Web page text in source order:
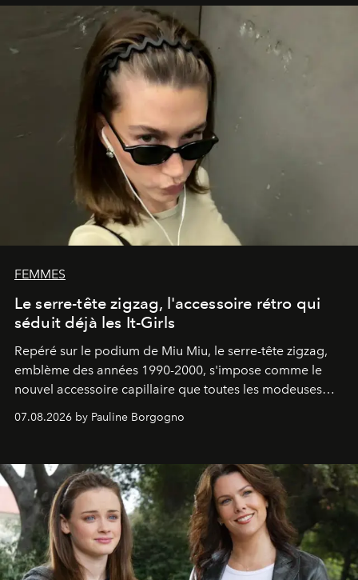
FEMMES
Le serre-tête zigzag, l'accessoire rétro qui
séduit déjà les It-Girls
Repéré sur le podium de Miu Miu, le serre-tête zigzag,
emblème des années 1990-2000, s'impose comme le
nouvel accessoire capillaire que toutes les modeuses
s'arrachent déjà.
07.08.2026 by Pauline Borgogno